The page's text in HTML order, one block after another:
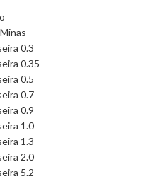
Minas
0.3
0.35
0.5
0.7
0.9
1.0
1.3
2.0
5.2